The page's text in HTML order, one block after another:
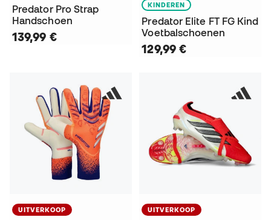
Predator Pro Strap
Handschoen
139,99 €
KINDEREN
Predator Elite FT FG Kind
Voetbalschoenen
129,99 €
UITVERKOOP UITVERKOOP